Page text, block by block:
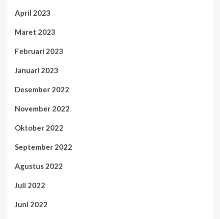
April 2023
Maret 2023
Februari 2023
Januari 2023
Desember 2022
November 2022
Oktober 2022
September 2022
Agustus 2022
Juli 2022
Juni 2022